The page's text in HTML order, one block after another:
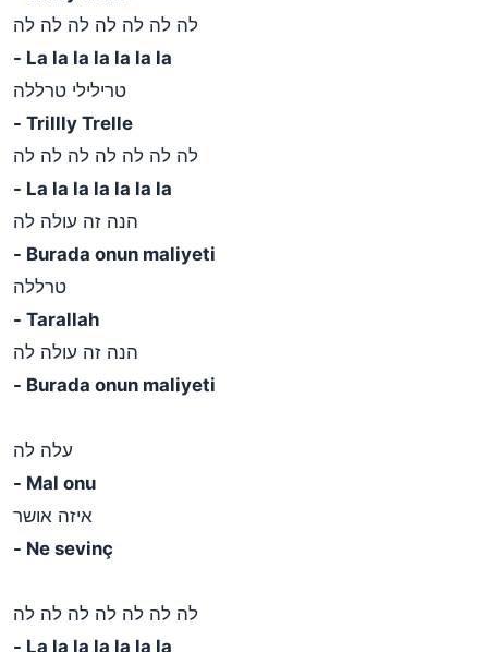
לה לה לה לה לה לה לה
- La la la la la la la
טרילילי טרללה
- Trillly Trelle
לה לה לה לה לה לה לה
- La la la la la la la
הנה זה עולה לה
- Burada onun maliyeti
טרללה
- Tarallah
הנה זה עולה לה
- Burada onun maliyeti
עלה לה
- Mal onu
איזה אושר
- Ne sevinç
לה לה לה לה לה לה לה
- La la la la la la la